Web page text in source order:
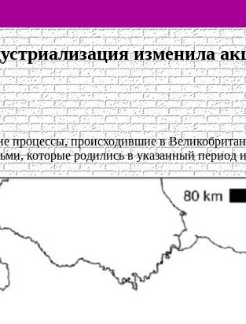
изменила
происходившие в
которые родились в указанный период